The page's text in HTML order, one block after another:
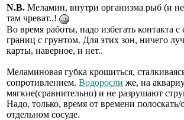
N.B. Меламин, внутри организма рыб (и не
там чреват..!
Во время работы, надо избегать контакта
границ с грунтом. Для этих зон, ничего
карты, наверное, и нет..
Меламиновая губка крошиться,
сопротивлением. Водоросли же, на
мягкие(сравнительно) и не разрушают
Надо, только, время от времени полоскать/
отдельном сосуде.